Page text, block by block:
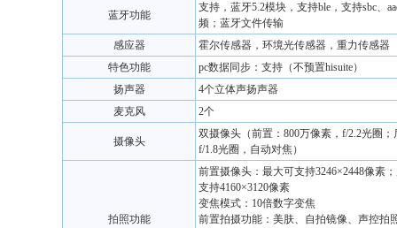
蓝牙功能
支持，蓝牙5.2模块，支持ble，支持sbc、
频；蓝牙文件传输
感应器
霍尔传感器，环境光传感器，重力传感器
特色功能
pc数据同步：支持（不预置hisuite）
扬声器
4个立体声扬声器
麦克风
2个
摄像头
双摄像头（前置：800万像素，f/2.2光圈；
f/1.8光圈，自动对焦）
拍照功能
前置摄像头：最大可支持3246×2448像素
支持4160×3120像素
变焦模式：10倍数字变焦
前置拍摄功能：美肤、自拍镜像、声控拍